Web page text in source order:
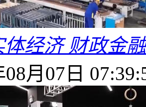
体经济 财政金
08月07日